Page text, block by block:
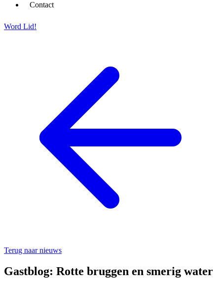
Contact
Word Lid!
Terug naar nieuws
Gastblog: Rotte bruggen en smerig water